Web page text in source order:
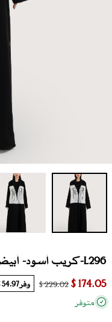
L296-كريب أسود- أبيض
174.05 $
229.02 $ وفر54.97 $
متوفر